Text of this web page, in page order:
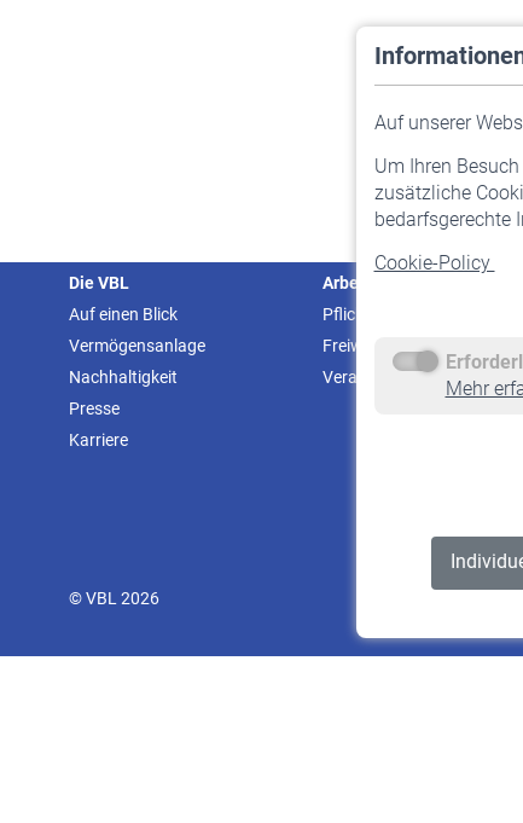
Auf unserer
Um Ihren
zusätzliche
bedarfsgerechte
Cookie-Policy
Mehr
Die VBL
Auf einen Blick
Vermögensanlage
Nachhaltigkeit
Presse
Karriere
Arbeitgeber
Pflichtversicherung
Freiwillige Versicherung
Veranstaltungen
© VBL 2026